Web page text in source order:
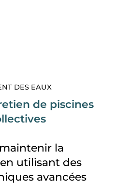
DES EAUX
de piscines
la
utilisant des
avancées